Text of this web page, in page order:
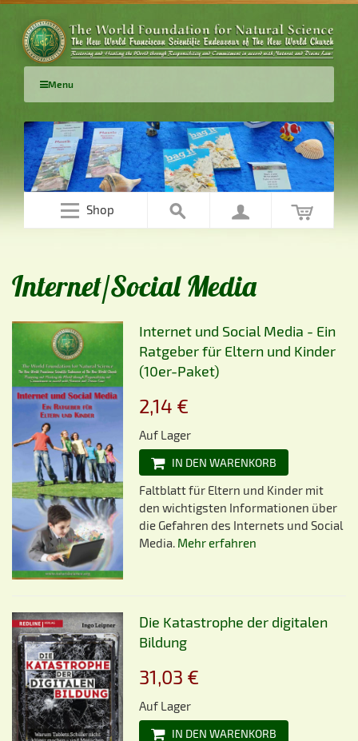
Menu
Shop
Internet/Social Media
Internet und Social Media - Ein
Ratgeber für Eltern und Kinder
(10er-Paket)
2,14 €
Auf Lager
IN DEN WARENKORB
Faltblatt für Eltern und Kinder mit
den wichtigsten Informationen über
die Gefahren des Internets und Social
Media. Mehr erfahren
Die Katastrophe der digitalen
Bildung
31,03 €
Auf Lager
IN DEN WARENKORB